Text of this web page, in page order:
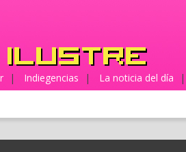
| Indiegencias | La noticia del día |